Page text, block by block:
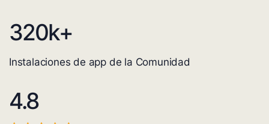
320k+
Instalaciones de app de la Comunidad
4.8